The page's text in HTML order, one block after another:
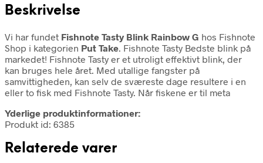
Beskrivelse
Vi har fundet Fishnote Tasty Blink Rainbow G hos Fishnote
Shop i kategorien Put Take. Fishnote Tasty Bedste blink på
markedet! Fishnote Tasty er et utroligt effektivt blink, der
kan bruges hele året. Med utallige fangster på
samvittigheden, kan selv de sværeste dage resultere i en
eller to fisk med Fishnote Tasty. Når fiskene er til meta
Yderlige produktinformationer:
Produkt id: 6385
Relaterede varer